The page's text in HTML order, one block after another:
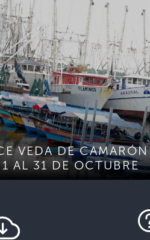
VEDA DE CAMARÓN
AL 31 DE OCTUBRE